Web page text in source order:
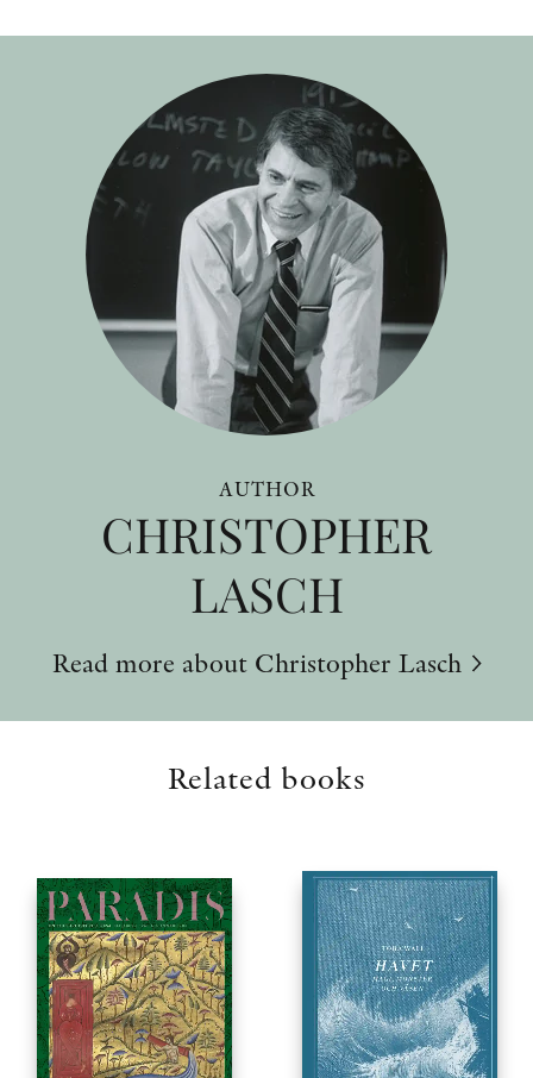
AUTHOR
CHRISTOPHER
LASCH
Read more about Christopher Lasch
Related books